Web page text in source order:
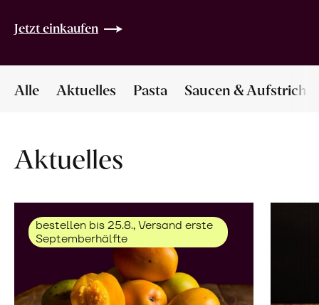
Jetzt einkaufen
Alle Aktuelles Pasta Saucen & Aufstriche
Aktuelles
bestellen bis 25.8., Versand erste
Septemberhälfte